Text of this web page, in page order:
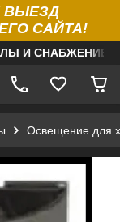
ВЫЕЗД
САЙТА!
И
Освещение для